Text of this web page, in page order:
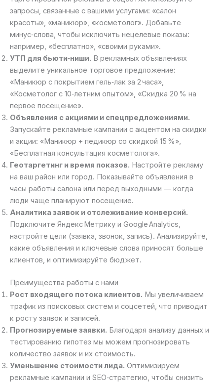
запросы, связанные с вашими услугами: «салон
красоты», «маникюр», «косметолог». Добавьте
минус‑слова, чтобы исключить нецелевые показы:
например, «бесплатно», «своими руками».
УТП для бьюти‑ниши. В рекламных объявлениях
выделите уникальное торговое предложение:
«Маникюр с покрытием гель‑лак за 2 часа»,
«Косметолог с 10‑летним опытом», «Скидка 20 % на
первое посещение».
Объявления с акциями и спецпредложениями.
Запускайте рекламные кампании с акцентом на скидки
и акции: «Маникюр + педикюр со скидкой 15 %»,
«Бесплатная консультация косметолога».
Геотаргетинг и время показов. Настройте рекламу
на ваш район или город. Показывайте объявления в
часы работы салона или перед выходными — когда
люди чаще планируют посещение.
Аналитика заявок и отслеживание конверсий.
Подключите Яндекс Метрику и Google Analytics,
настройте цели (заявка, звонок, запись). Анализируйте,
какие объявления и ключевые слова приносят больше
клиентов, и оптимизируйте бюджет.
Преимущества работы с нами
Рост входящего потока клиентов. Мы увеличиваем
трафик из поисковых систем и соцсетей, что приводит
к росту заявок и записей.
Прогнозируемые заявки. Благодаря анализу данных и
тестированию гипотез мы можем прогнозировать
количество заявок и их стоимость.
Уменьшение стоимости лида. Оптимизируем
рекламные кампании и SEO‑стратегию, чтобы снизить